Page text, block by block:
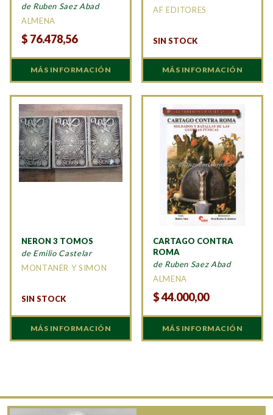
de Ruben Saez Abad
ALMENA
$ 76.478,56
MÁS INFORMACIÓN
AF EDITORES
SIN STOCK
MÁS INFORMACIÓN
NERON 3 TOMOS
de Emilio Castelar
MONTANER Y SIMON
SIN STOCK
MÁS INFORMACIÓN
CARTAGO CONTRA
ROMA
de Ruben Saez Abad
ALMENA
$44.000,00
MÁS INFORMACIÓN